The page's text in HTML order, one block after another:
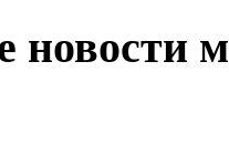
новости